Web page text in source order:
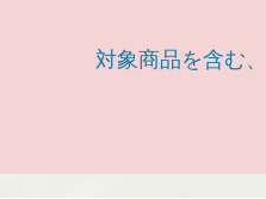
対象商品を含む